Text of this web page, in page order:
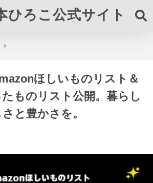
ひろこ公式サイト
ほしいものリスト＆
ものリスト公開。暮らし
と豊かさを。